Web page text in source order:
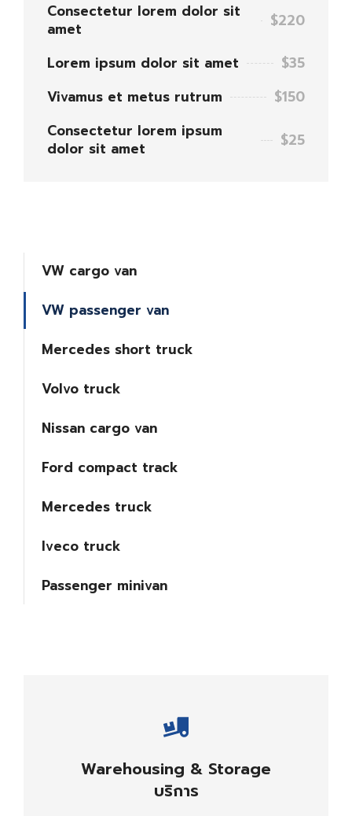
Consectetur lorem dolor sit
amet
$220
Lorem ipsum dolor sit amet
$35
Vivamus et metus rutrum
$150
Consectetur lorem ipsum
dolor sit amet
$25
VW cargo van
VW passenger van
Mercedes short truck
Volvo truck
Nissan cargo van
Ford compact track
Mercedes truck
Iveco truck
Passenger minivan
Warehousing & Storage
บริการ
Careful storage of your goods
VIEW DETAILS